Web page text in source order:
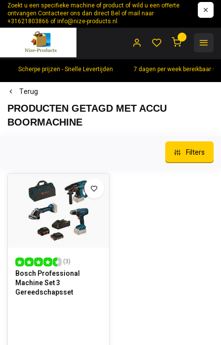
Zoekt u een specifieke machine of product of wild u een offerte
ontvangen Contacteer ons dan direct Bel of mail naar
+31621803866 ofinfo@nize-products.nl
Scherpe prijzen - Snelle Levertijden 7 dagen per week bereikbaar
Terug
PRODUCTEN GETAGD MET ACCU
BOORMACHINE
Filters
(3)
Bosch Professional
Machine Set 3
Gereedschapsset